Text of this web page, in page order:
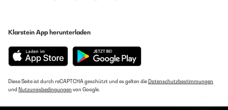
Klarstein App herunterladen
Diese Seite ist durch reCAPTCHA geschützt und es gelten die Datenschutzbestimmungen
und Nutzungsbedingungen von Google.